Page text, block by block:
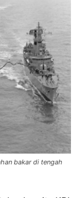
bakar di tengah